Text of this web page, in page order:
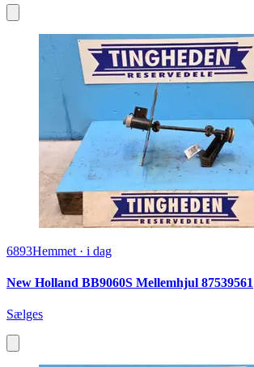
6893Hemmet · i dag
New Holland BB9060S Mellemhjul 87539561
Sælges